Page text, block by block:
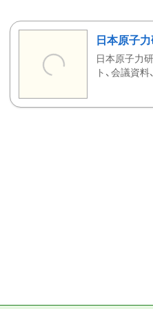
日本原子
日本原子力
ト、会議資